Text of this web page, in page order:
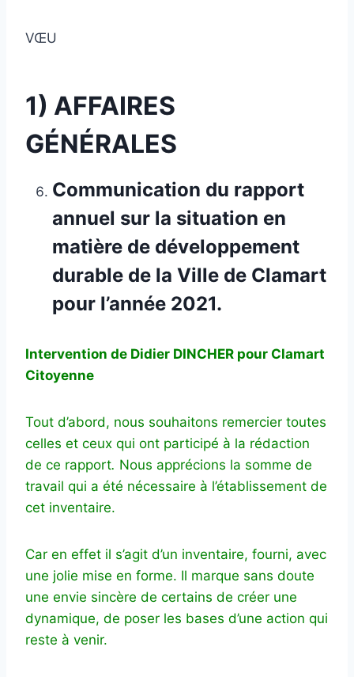
VŒU
1) AFFAIRES
GÉNÉRALES
Communication du rapport
annuel sur la situation en
matière de développement
durable de la Ville de Clamart
pour l’année 2021.
Intervention de Didier DINCHER pour Clamart
Citoyenne
Tout d’abord, nous souhaitons remercier toutes
celles et ceux qui ont participé à la rédaction
de ce rapport. Nous apprécions la somme de
travail qui a été nécessaire à l’établissement de
cet inventaire.
Car en effet il s’agit d’un inventaire, fourni, avec
une jolie mise en forme. Il marque sans doute
une envie sincère de certains de créer une
dynamique, de poser les bases d’une action qui
reste à venir.